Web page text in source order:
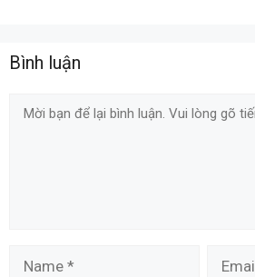
Bình luận
Comment